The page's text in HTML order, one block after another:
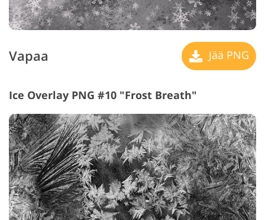
Vapaa Jää PNG
Ice Overlay PNG #10 "Frost Breath"